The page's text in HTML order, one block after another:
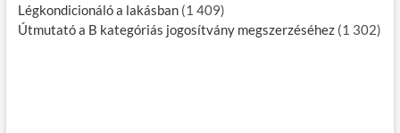
Légkondicionáló a lakásban (1 409)
Útmutató a B kategóriás jogosítvány megszerzéséhez (1 302)